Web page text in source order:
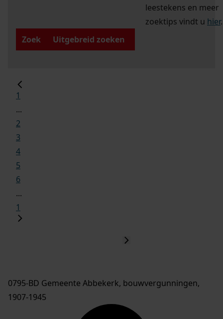
leestekens en meer
zoektips vindt u hier.
Zoek
Uitgebreid zoeken
1
...
2
3
4
5
6
...
1
0795-BD Gemeente Abbekerk, bouwvergunningen,
1907-1945